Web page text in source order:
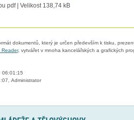
pdf | Velikost 138,74 kB
dokumentů, který je určen především k tisku,
, vytvářet v mnoha kancelářských a grafických
06:01:15
Administrator